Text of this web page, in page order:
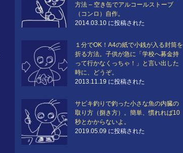
方法 – 空き缶でアルコールストーブ
（コンロ）自作。
2014.03.10 に投稿された
１分でOK！A4の紙で小銭が入る封筒を
折る方法。子供が急に「学校へ募金持
って行かなくっちゃ！」と言い出した
時に、どうぞ。
2013.11.19 に投稿された
サビキ釣りで釣った小さな魚の内臓の
取り方（捌き方）。簡単、慣れれば10
秒とかからないよ。
2019.05.09 に投稿された